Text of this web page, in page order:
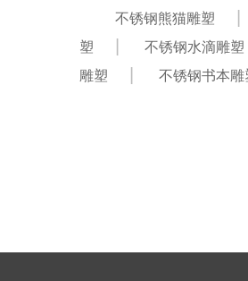
不锈钢熊猫雕塑
塑
不锈钢水滴雕塑
雕塑
不锈钢书本雕